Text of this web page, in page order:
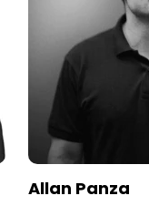
Allan Panza